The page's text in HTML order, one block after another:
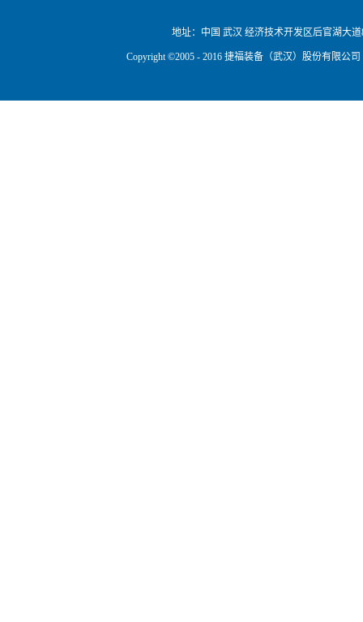
Copyright ©2005 - 2016 捷福装备（武汉）股份有限公司
地址： 中国 武汉 经济技术开发区后官湖大